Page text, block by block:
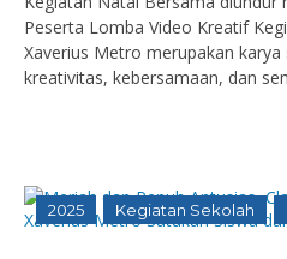
Peserta Lomba Video Kreatif
Xaverius Metro merupakan
kreativitas, kebersamaan, dan
2025 Kegiatan Sekolah